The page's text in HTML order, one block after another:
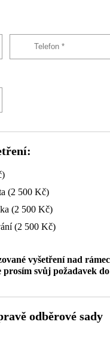
(2 500 Kč)
(2 500 Kč)
(2 500 Kč)
vyšetření nad
svůj požadavek
odběrové sady